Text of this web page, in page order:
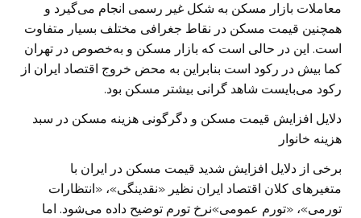
معاملات بازار مسکن به شکل غیر رسمی انجام می‌گیرد و
همچنین قیمت مسکن در نقاط جغرافی مختلف بسیار متفاوت
است. این در حالی است که بازار مسکن و به‌خصوص در تهران
کما بیش در رکود است بنابراین به محض خروج اقتصاد ایران از
رکود می‌بایست شاهد گرانی بیشتر مسکن بود.
دلایل افزایش قیمت مسکن و دگرگونی هزینه مسکن در سبد
هزینه خانوار
برخی از دلایل افزایش شدید قیمت مسکن در ایران با
متغیرهای کلان اقتصاد ایران نظیر «نقدینگی»، «انتظارات
تورمی»، «تورم عمومی»نرخ تورم توضیح داده می‌شود. اما